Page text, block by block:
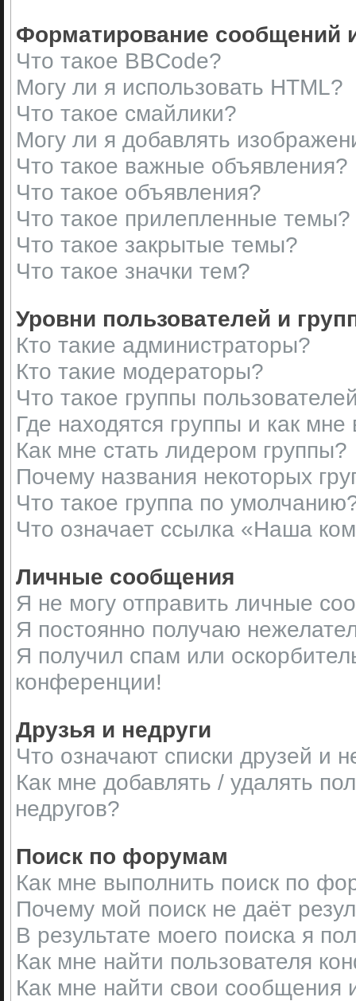
Форматирование сообщений
Что такое BBCode?
Могу ли я использовать HTML?
Что такое смайлики?
Могу ли я добавлять
Что такое важные объявления?
Что такое объявления?
Что такое прилепленные темы?
Что такое закрытые темы?
Что такое значки тем?
Уровни пользователей и
Кто такие администраторы?
Кто такие модераторы?
Что такое группы
Где находятся группы и как мне
Как мне стать лидером группы?
Почему названия некоторых
Что такое группа по
Что означает ссылка «Наша
Личные сообщения
Я не могу отправить личные
Я постоянно получаю
Я получил спам или
конференции!
Друзья и недруги
Что означают списки друзей и
Как мне добавлять / удалять
недругов?
Поиск по форумам
Как мне выполнить поиск по
Почему мой поиск не даёт
В результате моего поиска я
Как мне найти пользователя
Как мне найти свои